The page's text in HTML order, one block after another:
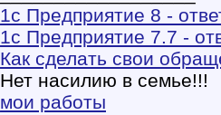
1с Предприятие 8 -
1с Предприятие 7.7 -
Как сделать свои
Нет насилию в семье!!!
мои работы